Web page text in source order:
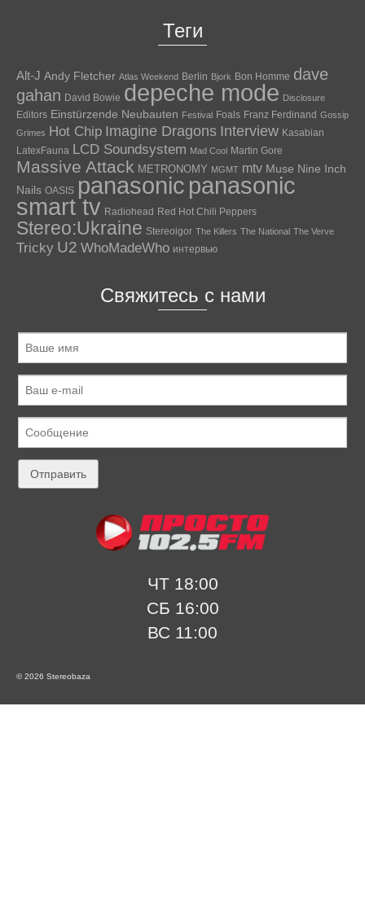
Теги
Alt-J Andy Fletcher Atlas Weekend Berlin Bjork Bon Homme dave
gahan David Bowie depeche mode Disclosure
Editors Einstürzende Neubauten Festival Foals Franz Ferdinand Gossip
Grimes Hot Chip Imagine Dragons Interview Kasabian
LatexFauna LCD Soundsystem Mad Cool Martin Gore
Massive Attack METRONOMY MGMT mtv Muse Nine Inch
Nails OASIS panasonic panasonic
smart tv Radiohead Red Hot Chili Peppers
Stereo:Ukraine Stereoigor The Killers The National The Verve
Tricky U2 WhoMadeWho интервью
Свяжитесь с нами
ЧТ 18:00
СБ 16:00
ВС 11:00
© 2026 Stereobaza